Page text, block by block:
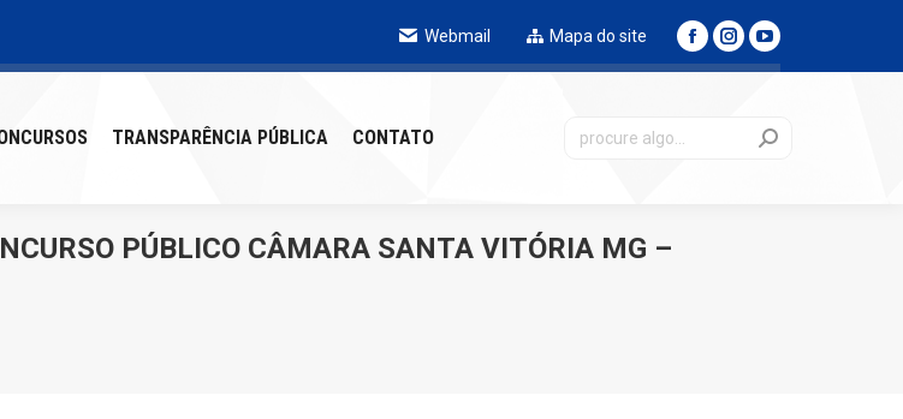
Webmail Mapa do site
TRANSPARÊNCIA PÚBLICA CONTATO
PÚBLICO CÂMARA SANTA VITÓRIA MG –
CONTATO